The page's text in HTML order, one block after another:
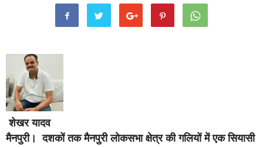
शेखर यादव
मैनपुरी। दशकों तक मैनपुरी लोकसभा क्षेत्र की गलियों में एक सियासी